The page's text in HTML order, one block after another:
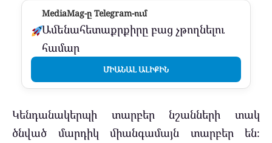
MediaMag-ը Telegram-ում
Ամենահետաքրքիրը բաց չթողնելու
համար
ՄԻԱՆԱԼ ԱԼԻՔԻՆ
Կենդանակերպի տարբեր նշանների տակ
ծնված մարդիկ միանգամայն տարբեր են։